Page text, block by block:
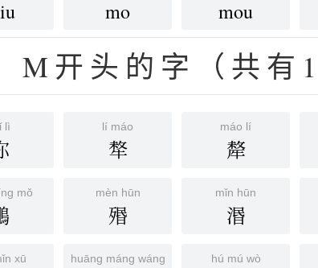
mo mou
M开头的字（共有
lì lí máo
㹈
máo lí
犛
mǒ mèn hūn
㱪
mǐn hūn
湣
xū huāng máng wáng hú mú wò